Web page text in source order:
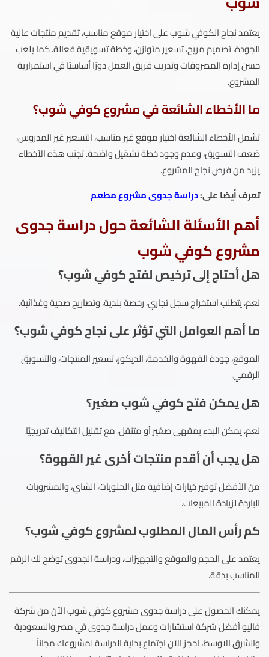
يعتمد نجاح الكوفي شوب على اختيار موقع مناسب، تقديم منتجات عالية
الجودة، تصميم مريح، تسعير متوازن، وخطة تسويقية فعالة. كما يلعب
حسن إدارة المصروفات وتدريب فريق العمل دورًا أساسيًا في استمرارية
المشروع.
ما الأخطاء الشائعة في مشروع كوفي شوب؟
تشمل الأخطاء الشائعة اختيار موقع غير مناسب، التسعير غير المدروس،
ضعف التسويق، وعدم وجود خطة تشغيل واضحة. تجنب هذه الأخطاء
يزيد من فرص نجاح المشروع.
تعرف أيضا على:دراسة جدوى مشروع مطعم
أهم الأسئلة الشائعة حول دراسة جدوى
مشروع كوفي شوب
هل أحتاج إلى ترخيص لفتح كوفي شوب؟
نعم، يتطلب استخراج سجل تجاري، رخصة بلدية، وتصاريح صحية وغذائية.
ما أهم العوامل التي تؤثر على نجاح كوفي شوب؟
الموقع، جودة القهوة والخدمة، الديكور، تسعير المنتجات، والتسويق
الرقمي.
هل يمكن فتح كوفي شوب صغير؟
نعم، يمكن البدء بمقهى صغير أو متنقل، مع تقليل التكاليف تدريجيًا.
هل يجب أن أقدم منتجات أخرى غير القهوة؟
من الأفضل توفير خيارات إضافية مثل الحلويات، الشاي، والمشروبات
الباردة لزيادة المبيعات.
كم رأس المال المطلوب لمشروع كوفي شوب؟
يعتمد على الحجم والموقع والتجهيزات، ودراسة الجدوى توضح لك الرقم
المناسب بدقة.
يمكنك الحصول على دراسة جدوى مشروع كوفي شوب الآن من شركة
فاليو أفضل شركة استشارات وعمل دراسة جدوى في مصر والسعودية
والشرق الاوسط، احجز الآن اجتماع بداية الدراسة لمشروعك مجاناً